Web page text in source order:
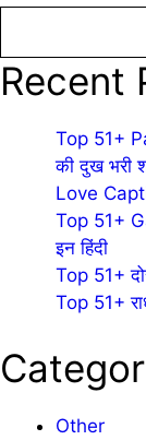
Recent
Top 51+
की दुख भरी
Love
Top 51+
इन हिंदी
Top 51+
Top 51+
Other